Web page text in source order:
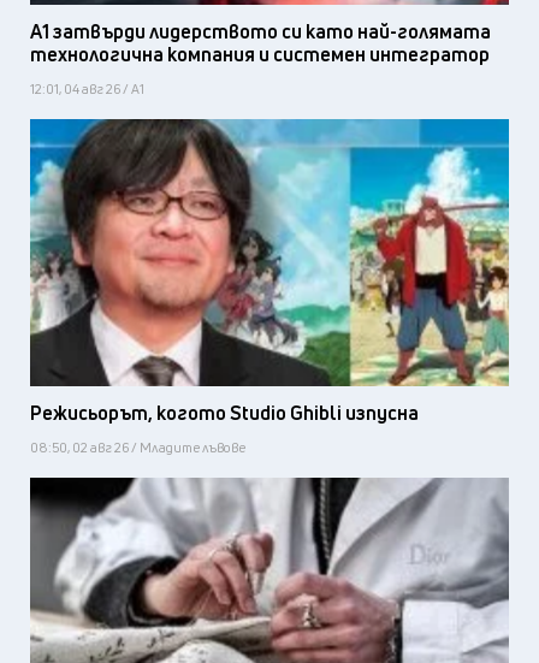
А1 затвърди лидерството си като най-голямата
технологична компания и системен интегратор
12:01, 04 авг 26 / А1
Режисьорът, когото Studio Ghibli изпусна
08:50, 02 авг 26 / Младите лъвове